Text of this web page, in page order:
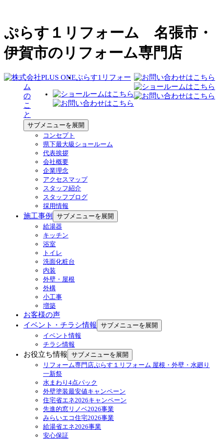
ぷらす１リフォーム 名張市・
伊賀市のリフォーム専門店
ぷらす1リフォー
ム
の
こ
と
サブメニューを展開
コンセプト
県下最大級ショールーム
代表挨拶
会社概要
企業理念
アクセスマップ
スタッフ紹介
スタッフブログ
採用情報
施工事例
サブメニューを展開
給湯器
キッチン
浴室
トイレ
洗面化粧台
内装
外壁・屋根
外構
小工事
増築
お客様の声
イベント・チラシ情報 サブメニューを展開
イベント情報
チラシ情報
お役立ち情報 サブメニューを展開
リフォーム専門店ぷらす１リフォーム 屋根・外壁・水廻り
一新祭
水まわり4点パック
外壁塗装最安値キャンペーン
住宅省エネ2026キャンペーン
先進的窓リノベ2026事業
みらいエコ住宅2026事業
給湯省エネ2026事業
安心保証